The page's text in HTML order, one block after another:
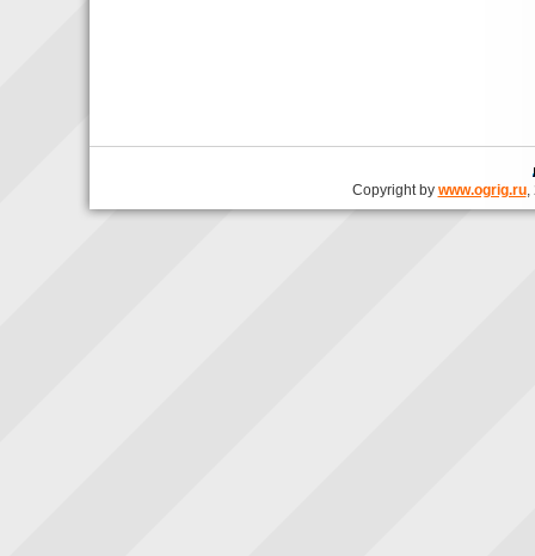
Copyright by www.ogrig.ru,